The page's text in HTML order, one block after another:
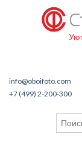
info@oboifoto.com
+7 (499) 2-200-300